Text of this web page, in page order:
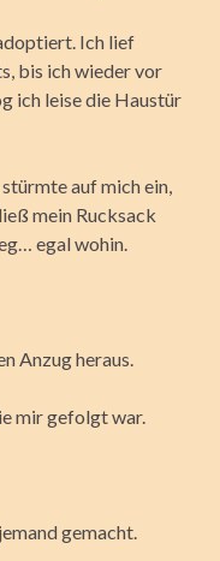
Ich lief
bis ich wieder vor
ich leise die Haustür
auf mich ein,
mein Rucksack
egal wohin.
Anzug heraus.
mir gefolgt war.
gemacht.